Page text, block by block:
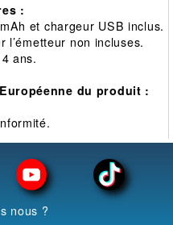
:
et chargeur USB inclus.
l’émetteur non incluses.
ans.
du produit :
nous ?